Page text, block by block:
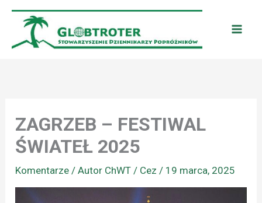
Przejdź
treści
ZAGRZEB – FESTIWAL
ŚWIATEŁ 2025
Komentarze / Autor ChWT / Cez/ 19 marca, 2025